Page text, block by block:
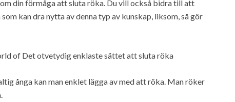
din förmåga att sluta röka. Du vill också bidra till att
kan dra nytta av denna typ av kunskap, liksom, så gör
of Det otvetydig enklaste sättet att sluta röka
ånga kan man enklet lägga av med att röka. Man röker